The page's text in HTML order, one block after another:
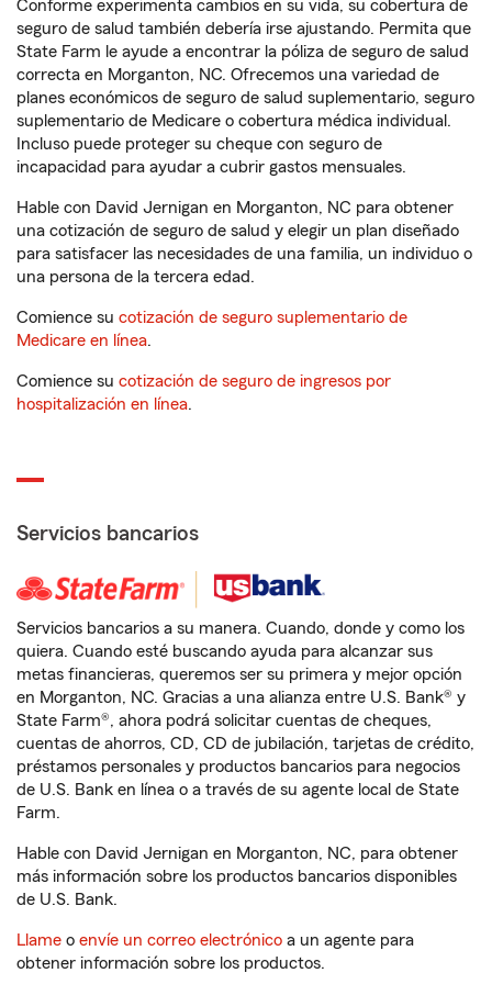
Conforme experimenta cambios en su vida, su cobertura de
seguro de salud también debería irse ajustando. Permita que
State Farm le ayude a encontrar la póliza de seguro de salud
correcta en Morganton, NC. Ofrecemos una variedad de
planes económicos de seguro de salud suplementario, seguro
suplementario de Medicare o cobertura médica individual.
Incluso puede proteger su cheque con seguro de
incapacidad para ayudar a cubrir gastos mensuales.
Hable con David Jernigan en Morganton, NC para obtener
una cotización de seguro de salud y elegir un plan diseñado
para satisfacer las necesidades de una familia, un individuo o
una persona de la tercera edad.
Comience su cotización de seguro suplementario de
Medicare en línea.
Comience su cotización de seguro de ingresos por
hospitalización en línea.
Servicios bancarios
Servicios bancarios a su manera. Cuando, donde y como los
quiera. Cuando esté buscando ayuda para alcanzar sus
metas financieras, queremos ser su primera y mejor opción
en Morganton, NC. Gracias a una alianza entre U.S. Bank® y
State Farm®, ahora podrá solicitar cuentas de cheques,
cuentas de ahorros, CD, CD de jubilación, tarjetas de crédito,
préstamos personales y productos bancarios para negocios
de U.S. Bank en línea o a través de su agente local de State
Farm.
Hable con David Jernigan en Morganton, NC, para obtener
más información sobre los productos bancarios disponibles
de U.S. Bank.
Llame o envíe un correo electrónico a un agente para
obtener información sobre los productos.